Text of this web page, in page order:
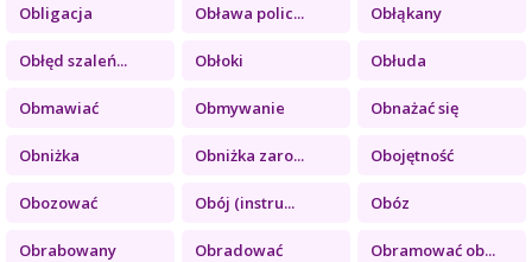
Obligacja Obława polic... Obłąkany
Obłęd szaleń... Obłoki Obłuda
Obmawiać Obmywanie Obnażać się
Obniżka Obniżka zaro... Obojętność
Obozować Obój (instru... Obóz
Obrabowany Obradować Obramować ob...